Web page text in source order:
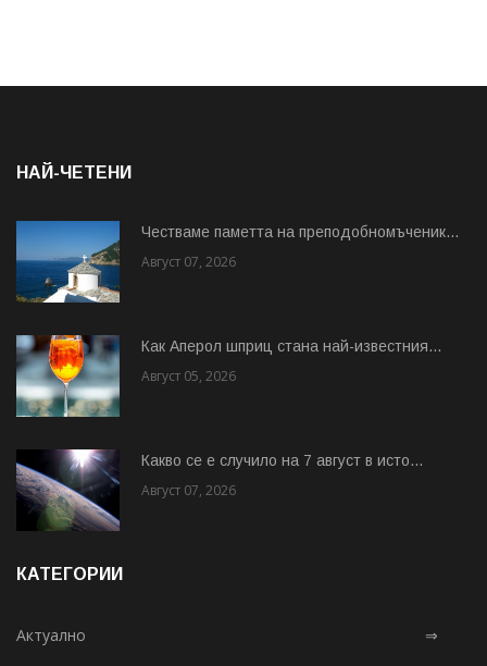
НАЙ-ЧЕТЕНИ
Честваме паметта на преподобномъченик...
Август 07, 2026
Как Аперол шприц стана най-известния...
Август 05, 2026
Какво се е случило на 7 август в исто...
Август 07, 2026
КАТЕГОРИИ
Актуално ⇒